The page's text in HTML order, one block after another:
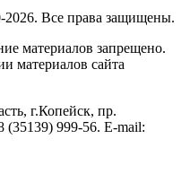
Все права защищены.
материалов запрещено.
материалов сайта
г.Копейск, пр.
999-56. E-mail: